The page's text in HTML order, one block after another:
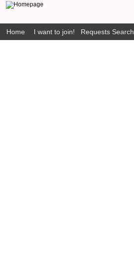
Home I want to join! Requests Search